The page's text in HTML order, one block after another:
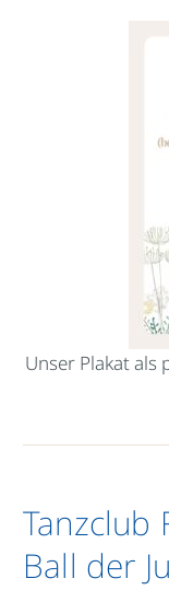
Unser Plakat als
Tanzclub
Ball der